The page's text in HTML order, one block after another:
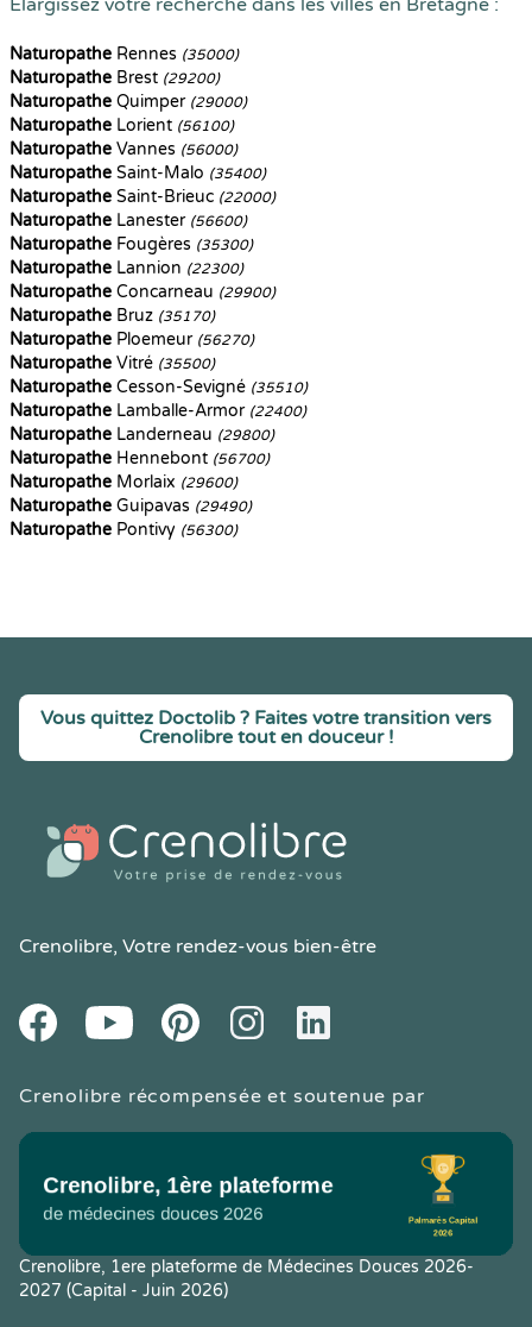
Elargissez votre recherche dans les villes en Bretagne :
Naturopathe Rennes (35000)
Naturopathe Brest (29200)
Naturopathe Quimper (29000)
Naturopathe Lorient (56100)
Naturopathe Vannes (56000)
Naturopathe Saint-Malo (35400)
Naturopathe Saint-Brieuc (22000)
Naturopathe Lanester (56600)
Naturopathe Fougères (35300)
Naturopathe Lannion (22300)
Naturopathe Concarneau (29900)
Naturopathe Bruz (35170)
Naturopathe Ploemeur (56270)
Naturopathe Vitré (35500)
Naturopathe Cesson-Sevigné (35510)
Naturopathe Lamballe-Armor (22400)
Naturopathe Landerneau (29800)
Naturopathe Hennebont (56700)
Naturopathe Morlaix (29600)
Naturopathe Guipavas (29490)
Naturopathe Pontivy (56300)
Vous quittez Doctolib ? Faites votre transition vers
Crenolibre tout en douceur !
Crenolibre, Votre rendez-vous bien-être
FacebookYoutube PinteresetInstagramLinkedIn
Crenolibre récompensée et soutenue par
Crenolibre, 1ere plateforme de Médecines Douces 2026-
2027 (Capital - Juin 2026)